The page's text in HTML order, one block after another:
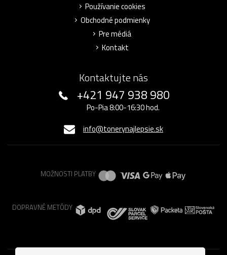
Používanie cookies
Obchodné podmienky
Pre médiá
Kontakt
Kontaktujte nás
+421 947 938 980
Po-Pia 8:00-16:30 hod.
info@tonerynajlepsie.sk
MOŽNOSTI PLATBY
DOPRAVNÉ METÓDY